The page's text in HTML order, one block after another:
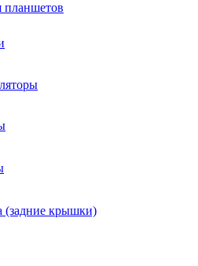
планшетов
(задние крышки)